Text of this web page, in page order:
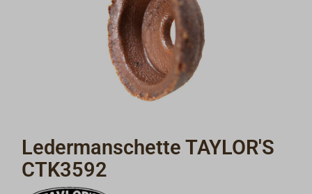
Ledermanschette TAYLOR'S
CTK3592